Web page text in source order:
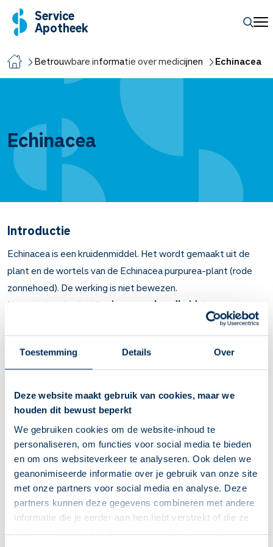
Toestemming Details Over
Deze website maakt gebruik van cookies, maar we
houden dit bewust beperkt
We gebruiken cookies om de website-inhoud te
personaliseren, om functies voor social media te bieden
en om ons websiteverkeer te analyseren. Ook delen we
geanonimiseerde informatie over je gebruik van onze site
met onze partners voor social media en analyse. Deze
partners kunnen deze gegevens combineren met andere
informatie die je eerder aan hen hebt verstrekt of die ze
hebben verzameld op basis van je gebruik van hun
Service
Apotheek
Betrouwbare informatie over medicijnen Echinacea
Echinacea
Introductie
Echinacea is een kruidenmiddel. Het wordt gemaakt uit de
plant en de wortels van de Echinacea purpurea-plant (rode
zonnehoed). De werking is niet bewezen.
Het wordt gebruikt bij
griep verkoudheid door
Belangrijk om te weten over Echinacea
Echinacea is een kruidenmiddel.
verkoudheid en keelpijn.
De werking is niet bewezen. Raadpleeg uw arts als uw
klachten niet overgaan of als ze erger worden. Bij griep en
verkoudheid: na 2 weken; bij keelpijn: na 1 week.
Tabletten: voor het eten innemen.
Druppels: schud goed voor gebruik.
Er zijn bijna geen bijwerkingen. In zeldzame gevallen kunt u
overgevoelig worden voor echinacea. Neem dan contact
op met uw arts.
Niet gebruiken als u zwanger bent. Het is niet zeker of dit